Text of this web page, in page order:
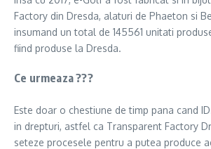
Factory din Dresda, alaturi de Phaeton si
insumand un total de 145561 unitati
fiind produse la Dresda.
Ce urmeaza ???
Este doar o chestiune de timp pana cand
in drepturi, astfel ca Transparent Factory
seteze procesele pentru a putea produce